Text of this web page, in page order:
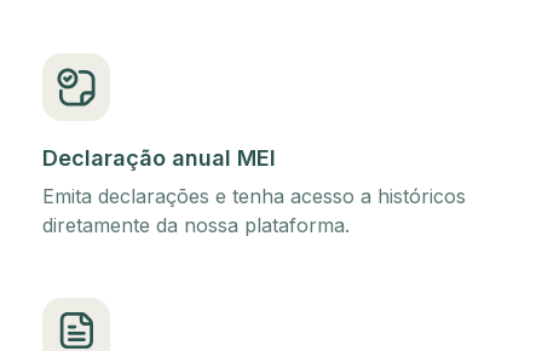
Declaração anual MEI
Emita declarações e tenha acesso a históricos
diretamente da nossa plataforma.